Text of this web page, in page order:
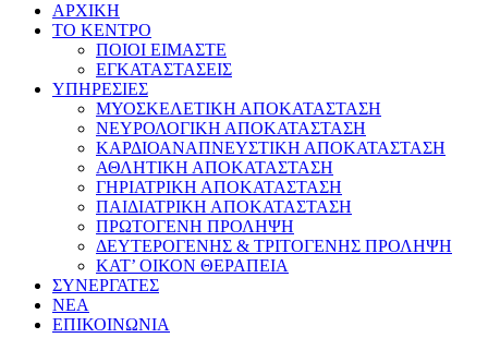
ΑΡΧΙΚΗ
ΤΟ ΚΕΝΤΡΟ
ΠΟΙΟΙ ΕΙΜΑΣΤΕ
ΕΓΚΑΤΑΣΤΑΣΕΙΣ
ΥΠΗΡΕΣΙΕΣ
ΜΥΟΣΚΕΛΕΤΙΚΗ ΑΠΟΚΑΤΑΣΤΑΣΗ
ΝΕΥΡΟΛΟΓΙΚΗ ΑΠΟΚΑΤΑΣΤΑΣΗ
ΚΑΡΔΙΟΑΝΑΠΝΕΥΣΤΙΚΗ ΑΠΟΚΑΤΑΣΤΑΣΗ
ΑΘΛΗΤΙΚΗ ΑΠΟΚΑΤΑΣΤΑΣΗ
ΓΗΡΙΑΤΡΙΚΗ ΑΠΟΚΑΤΑΣΤΑΣΗ
ΠΑΙΔΙΑΤΡΙΚΗ ΑΠΟΚΑΤΑΣΤΑΣΗ
ΠΡΩΤΟΓΕΝΗ ΠΡΟΛΗΨΗ
ΔΕΥΤΕΡΟΓΕΝΗΣ & ΤΡΙΤΟΓΕΝΗΣ ΠΡΟΛΗΨΗ
ΚΑΤ’ ΟΙΚΟΝ ΘΕΡΑΠΕΙΑ
ΣΥΝΕΡΓΑΤΕΣ
ΝΕΑ
ΕΠΙΚΟΙΝΩΝΙΑ